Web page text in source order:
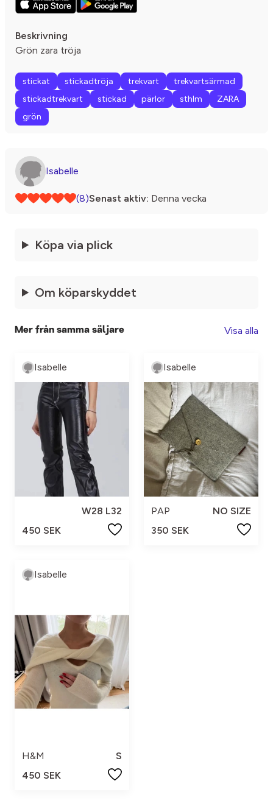
Beskrivning
Grön zara tröja
stickat stickadtröja trekvart
trekvartsärmad
stickadtrekvart
stickad pärlor sthlm
ZARA
grön
Isabelle
(8)Senast aktiv: Denna vecka
Köpa via plick
Om köparskyddet
Mer från samma säljare Visa alla
Isabelle
W28 L32
450 SEK
Isabelle
PAP
NO SIZE
350 SEK
Isabelle
H&M
S
450 SEK